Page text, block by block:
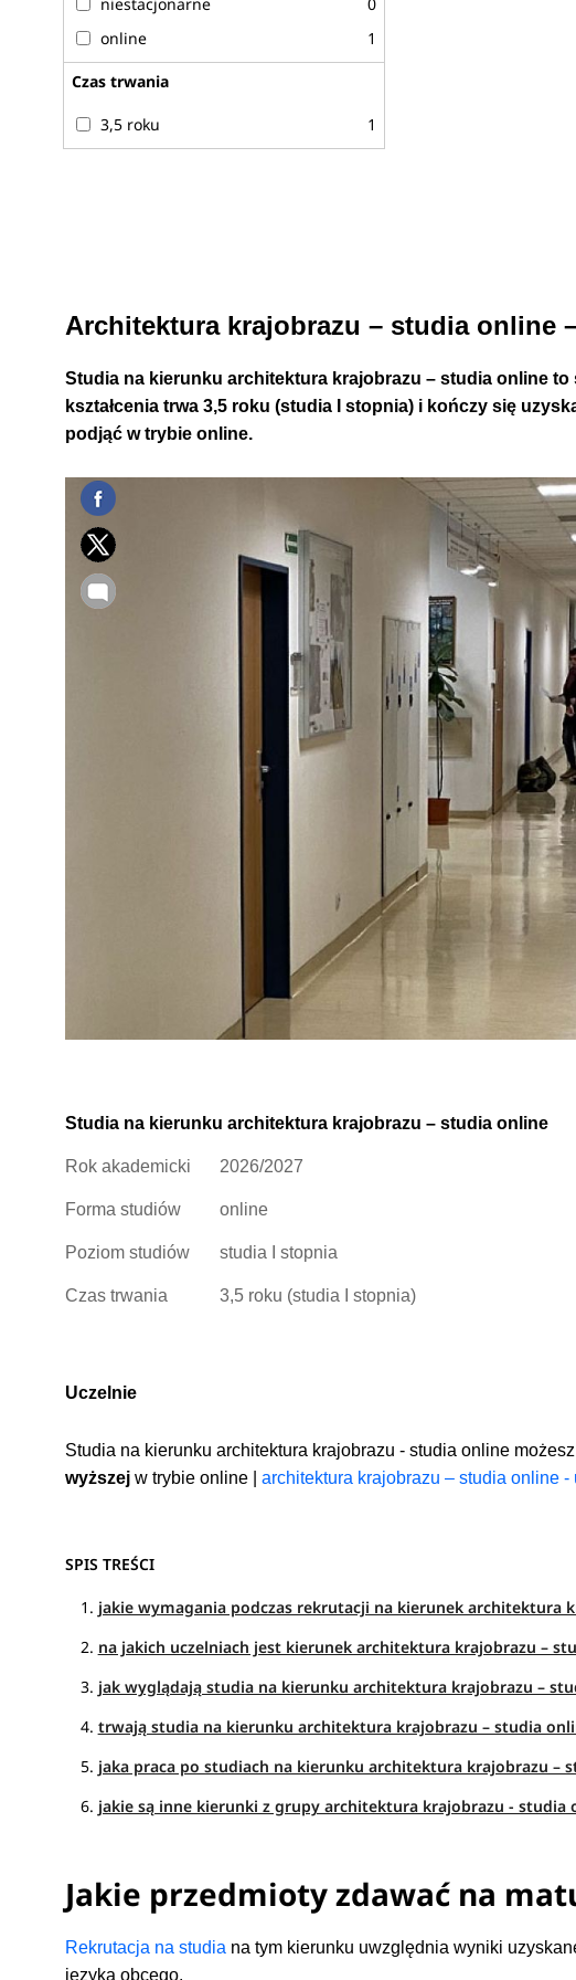
niestacjonarne
0
online
1
Czas trwania
3,5 roku 1
Architektura krajobrazu – studia online
Studia na kierunku architektura krajobrazu – studia online
kształcenia trwa 3,5 roku (studia I stopnia) i kończy się
podjąć w trybie online.
Studia na kierunku architektura krajobrazu – studia online
Rok akademicki 2026/2027
Forma studiów online
Poziom studiów studia I stopnia
Czas trwania 3,5 roku (studia I stopnia)
Uczelnie
Studia na kierunku architektura krajobrazu - studia online
wyższejw trybie online | architektura krajobrazu – studia online -
SPIS TREŚCI
jakie wymagania podczas rekrutacji na kierunek architektura
na jakich uczelniach jest kierunek architektura krajobrazu –
jak wyglądają studia na kierunku architektura krajobrazu –
trwają studia na kierunku architektura krajobrazu – studia
jaka praca po studiach na kierunku architektura krajobrazu –
jakie są inne kierunki z grupy architektura krajobrazu - studia
Jakie przedmioty zdawać na
Rekrutacja na studia na tym kierunku uwzględnia wyniki
języka obcego.